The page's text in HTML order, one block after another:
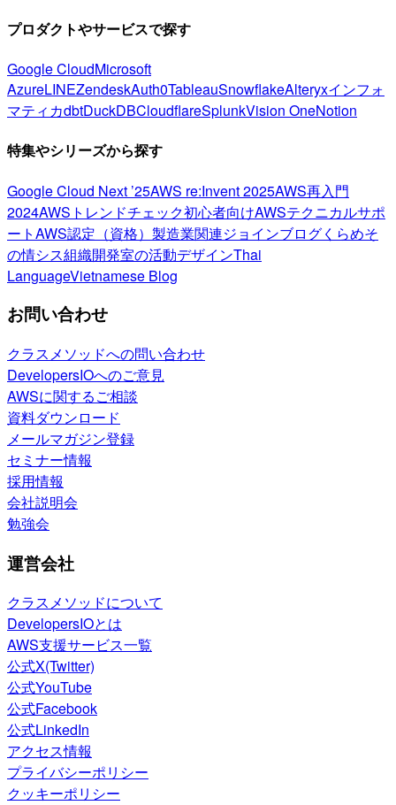
プロダクトやサービスで探す
Google CloudMicrosoft
AzureLINEZendeskAuth0TableauSnowflakeAlteryxインフォ
マティカdbtDuckDBCloudflareSplunkVision OneNotion
特集やシリーズから探す
Google Cloud Next ’25AWS re:Invent 2025AWS再入門
2024AWSトレンドチェック初心者向けAWSテクニカルサポ
ートAWS認定（資格） 製造業関連ジョインブログくらめそ
の情シス組織開発室の活動デザインThai
LanguageVietnamese Blog
お問い合わせ
クラスメソッドへの問い合わせ
DevelopersIOへのご意見
AWSに関するご相談
資料ダウンロード
メールマガジン登録
セミナー情報
採用情報
会社説明会
勉強会
運営会社
クラスメソッドについて
DevelopersIOとは
AWS支援サービス一覧
公式X(Twitter)
公式YouTube
公式Facebook
公式LinkedIn
アクセス情報
プライバシーポリシー
クッキーポリシー